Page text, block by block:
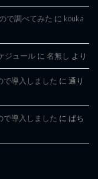
で調べてみた に kouka
ジュール に 名無し より
で導入しました に 通り
で導入しました に ぱち